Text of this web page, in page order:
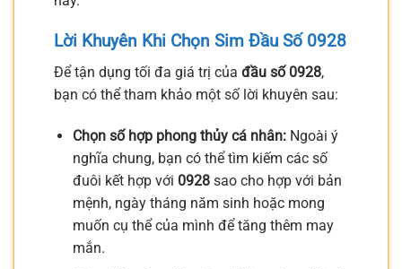
Lời Khuyên Khi Chọn Sim Đầu Số 0928
Để tận dụng tối đa giá trị của đầu số 0928,
bạn có thể tham khảo một số lời khuyên sau:
Chọn số hợp phong thủy cá nhân:Ngoài ý
nghĩa chung, bạn có thể tìm kiếm các số
đuôi kết hợp với 0928sao cho hợp với bản
mệnh, ngày tháng năm sinh hoặc mong
muốn cụ thể của mình để tăng thêm may
mắn.